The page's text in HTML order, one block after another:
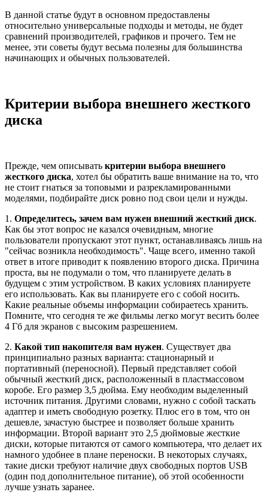
В данной статье будут в основном предоставлены
относительно универсальные подходы и методы, не будет
сравнений производителей, графиков и прочего. Тем не
менее, эти советы будут весьма полезны для большинства
начинающих и обычных пользователей.
Критерии выбора внешнего жесткого
диска
Прежде, чем описывать критерии выбора внешнего
жесткого диска, хотел бы обратить ваше внимание на то, что
не стоит гнаться за топовыми и разрекламированными
моделями, подбирайте диск ровно под свои цели и нужды.
1. Определитесь, зачем вам нужен внешний жесткий диск.
Как бы этот вопрос не казался очевидным, многие
пользователи пропускают этот пункт, останавливаясь лишь на
"сейчас возникла необходимость". Чаще всего, именно такой
ответ в итоге приводит к появлению второго диска. Причина
проста, вы не подумали о том, что планируете делать в
будущем с этим устройством. В каких условиях планируете
его использовать. Как вы планируете его с собой носить.
Какие реальные объемы информации собираетесь хранить.
Помните, что сегодня те же фильмы легко могут весить более
4 Гб для экранов с высоким разрешением.
2. Какой тип накопителя вам нужен. Существует два
принципиально разных варианта: стационарный и
портативный (переносной). Первый представляет собой
обычный жесткий диск, расположенный в пластмассовом
коробе. Его размер 3,5 дюйма. Ему необходим выделенный
источник питания. Другими словами, нужно с собой таскать
адаптер и иметь свободную розетку. Плюс его в том, что он
дешевле, зачастую быстрее и позволяет больше хранить
информации. Второй вариант это 2,5 дюймовые жесткие
диски, которые питаются от самого компьютера, что делает их
намного удобнее в плане переноски. В некоторых случаях,
такие диски требуют наличие двух свободных портов USB
(один под дополнительное питание), об этой особенности
лучше узнать заранее.